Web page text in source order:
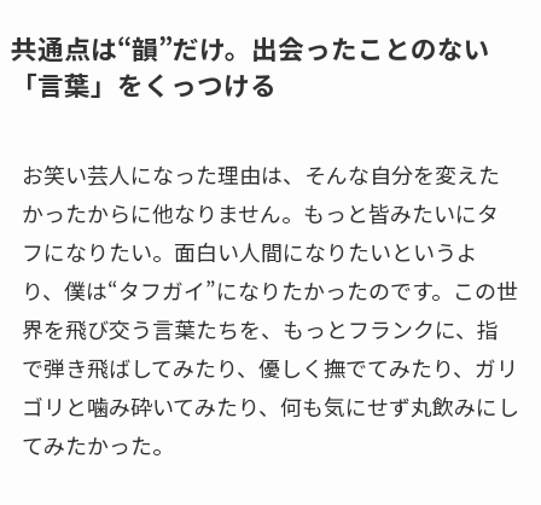
共通点は“韻”だけ。出会ったことのない
「言葉」をくっつける
お笑い芸人になった理由は、そんな自分を変えた
かったからに他なりません。もっと皆みたいにタ
フになりたい。面白い人間になりたいというよ
り、僕は“タフガイ”になりたかったのです。この世
界を飛び交う言葉たちを、もっとフランクに、指
で弾き飛ばしてみたり、優しく撫でてみたり、ガリ
ゴリと噛み砕いてみたり、何も気にせず丸飲みにし
てみたかった。